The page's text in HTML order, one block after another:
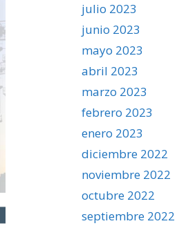
julio 2023
junio 2023
mayo 2023
abril 2023
marzo 2023
febrero 2023
enero 2023
diciembre 2022
noviembre 2022
octubre 2022
septiembre 2022